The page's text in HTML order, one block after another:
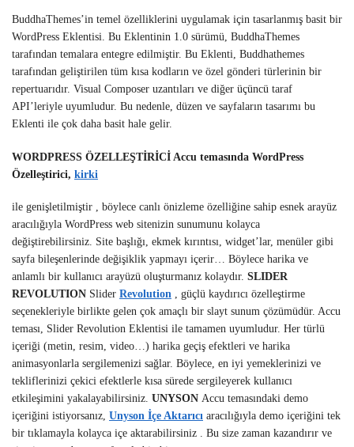
BuddhaThemes’in temel özelliklerini uygulamak için tasarlanmış basit bir
WordPress Eklentisi. Bu Eklentinin 1.0 sürümü, BuddhaThemes
tarafından temalara entegre edilmiştir. Bu Eklenti, Buddhathemes
tarafından geliştirilen tüm kısa kodların ve özel gönderi türlerinin bir
repertuarıdır. Visual Composer uzantıları ve diğer üçüncü taraf
API’leriyle uyumludur. Bu nedenle, düzen ve sayfaların tasarımı bu
Eklenti ile çok daha basit hale gelir.
WORDPRESS ÖZELLEŞTİRİCİ Accu temasında WordPress
Özelleştirici, kirki
ile genişletilmiştir , böylece canlı önizleme özelliğine sahip esnek arayüz
aracılığıyla WordPress web sitenizin sunumunu kolayca
değiştirebilirsiniz. Site başlığı, ekmek kırıntısı, widget’lar, menüler gibi
sayfa bileşenlerinde değişiklik yapmayı içerir… Böylece harika ve
anlamlı bir kullanıcı arayüzü oluşturmanız kolaydır. SLIDER
REVOLUTION Slider Revolution , güçlü kaydırıcı özelleştirme
seçenekleriyle birlikte gelen çok amaçlı bir slayt sunum çözümüdür. Accu
teması, Slider Revolution Eklentisi ile tamamen uyumludur. Her türlü
içeriği (metin, resim, video…) harika geçiş efektleri ve harika
animasyonlarla sergilemenizi sağlar. Böylece, en iyi yemeklerinizi ve
tekliflerinizi çekici efektlerle kısa sürede sergileyerek kullanıcı
etkileşimini yakalayabilirsiniz. UNYSON Accu temasındaki demo
içeriğini istiyorsanız, Unyson İçe Aktarıcı aracılığıyla demo içeriğini tek
bir tıklamayla kolayca içe aktarabilirsiniz . Bu size zaman kazandırır ve